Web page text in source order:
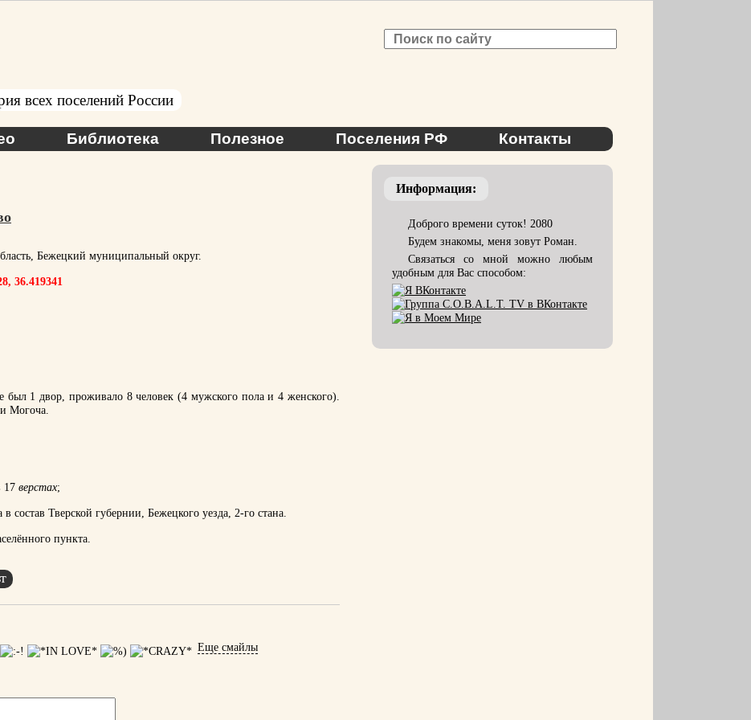
всех поселений России
Библиотека Полезное Поселения РФ Контакты
Бежецкий муниципальный округ.
36.419341
был 1 двор, проживало 8 человек (4 мужского пола и 4 женского).
Могоча.
17 верстах;
состав Тверской губернии, Бежецкого уезда, 2-го стана.
пункта.
Еще смайлы
Информация:
Доброго времени суток! 2080
Будем знакомы, меня зовут Роман.
Связаться со мной можно любым
удобным для Вас способом: